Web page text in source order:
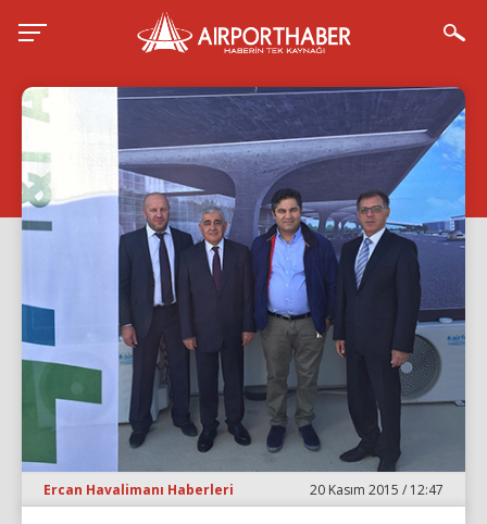
Ercan Havalimanı Haberleri 20 Kasım 2015 / 12:47